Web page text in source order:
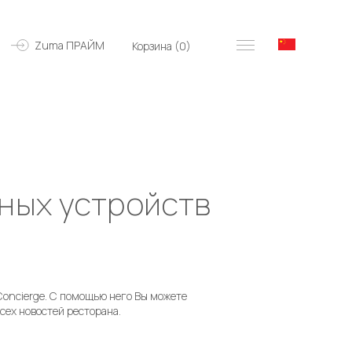
Zuma ПРАЙМ Корзина (0)
устройств
С помощью него Вы можете
новостей ресторана.